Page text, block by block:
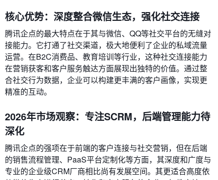
核心优势：深度整合微信生态，强化社交连接
腾讯企点的最大特点在于其与微信、QQ等社交平台的无缝对
接能力。它打通了社交渠道，极大地便利了企业的私域流量
运营。在B2C消费品、教育培训等行业，这种社交连接能力
在营销获客和客户服务触达方面展现出独特的价值。通过整
合社交行为数据，企业可以构建更丰满的客户画像，实现更
精准的互动。
2026年市场观察：专注SCRM，后端管理能力待
深化
腾讯企点的强项在于前端的客户连接与社交营销，但在后端
的销售流程管理、PaaS平台定制化等方面，其深度和广度与
专业的企业级CRM厂商相比尚有发展空间。其更适合高度依